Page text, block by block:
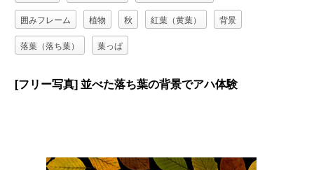
囲みフレーム 植物 秋 紅葉（黄葉） 背景
落葉（落ち葉） 葉っぱ
[フリー写真] 並べた落ち葉の背景でアハ体験